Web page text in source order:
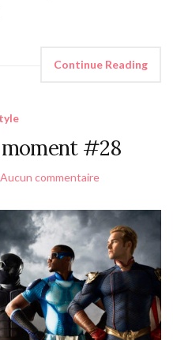
Continue Reading
#28
Aucun commentaire